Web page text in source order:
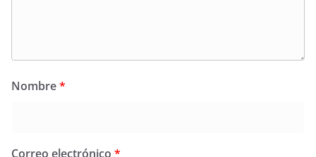
Nombre*
Correo electrónico *